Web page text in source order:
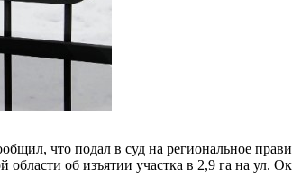
что подал в суд на региональное
области об изъятии участка в 2,9 га на